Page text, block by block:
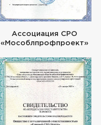
Ассоциация СРО
«Мособлпрофпроект»